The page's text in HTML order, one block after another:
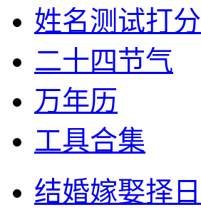
姓名测试打分
二十四节气
万年历
工具合集
结婚嫁娶择日